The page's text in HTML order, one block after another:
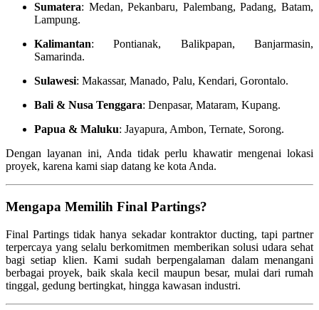
Sumatera: Medan, Pekanbaru, Palembang, Padang, Batam,
Lampung.
Kalimantan: Pontianak, Balikpapan, Banjarmasin,
Samarinda.
Sulawesi: Makassar, Manado, Palu, Kendari, Gorontalo.
Bali & Nusa Tenggara: Denpasar, Mataram, Kupang.
Papua & Maluku: Jayapura, Ambon, Ternate, Sorong.
Dengan layanan ini, Anda tidak perlu khawatir mengenai lokasi
proyek, karena kami siap datang ke kota Anda.
Mengapa Memilih Final Partings?
Final Partings tidak hanya sekadar kontraktor ducting, tapi partner
terpercaya yang selalu berkomitmen memberikan solusi udara sehat
bagi setiap klien. Kami sudah berpengalaman dalam menangani
berbagai proyek, baik skala kecil maupun besar, mulai dari rumah
tinggal, gedung bertingkat, hingga kawasan industri.